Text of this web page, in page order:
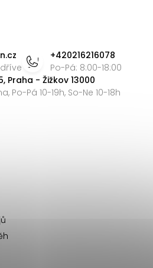
p
i
s
+420216216078
Po-Pá: 8:00-18:00
Praha - Žižkov 13000
Po-Pá 10-19h, So-Ne 10-18h